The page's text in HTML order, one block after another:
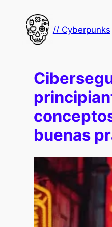
contenido
// Cyberpunks
buenas